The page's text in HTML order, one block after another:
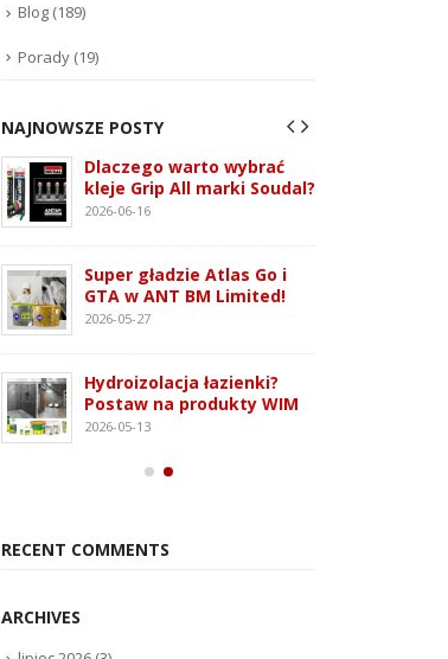
Blog (189)
Porady (19)
NAJNOWSZE POSTY
Dlaczego warto wybrać
kleje Grip All marki Soudal?
2026-06-16
Super gładzie Atlas Go i
GTA w ANT BM Limited!
2026-05-27
Hydroizolacja łazienki?
Postaw na produkty WIM
2026-05-13
RECENT COMMENTS
ARCHIVES